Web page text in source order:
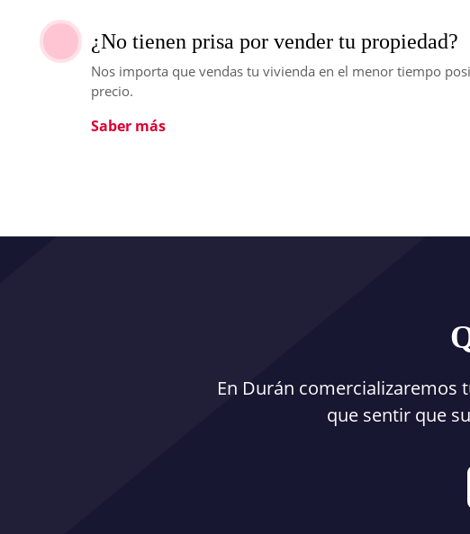
¿No tienen prisa por vender tu propiedad?
Nos importa que vendas tu vivienda en el menor tiempo
precio.
Saber más
En Durán comercializaremos
que sentir que